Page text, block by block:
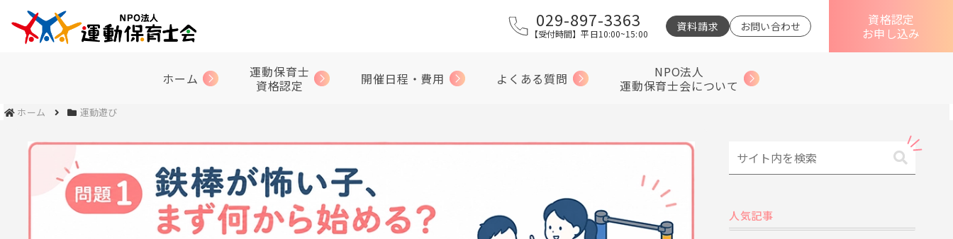
029-897-3363
【受付時間】平日10:00~15:00
資料請求 お問い合わせ
資格認定
お申し込み
ホーム
運動保育士
資格認定
開催日程・費用 よくある質問
NPO法人
運動保育士会について
ホーム 運動遊び
人気記事